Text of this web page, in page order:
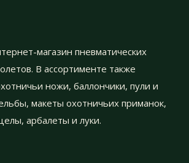
магазин пневматических
В ассортименте также
ножи, баллончики, пули и
макеты охотничьих приманок,
арбалеты и луки.